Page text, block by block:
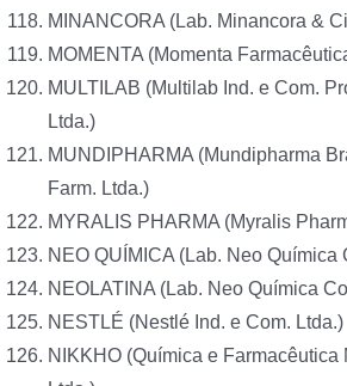
MINANCORA (Lab. Minancora &
MOMENTA (Momenta
MULTILAB (Multilab Ind. e Com.
Ltda.)
MUNDIPHARMA (Mundipharma
Farm. Ltda.)
MYRALIS PHARMA (Myralis
NEO QUÍMICA (Lab. Neo Química
NEOLATINA (Lab. Neo Química
NESTLÉ (Nestlé Ind. e Com. Ltda.)
NIKKHO (Química e Farmacêutica